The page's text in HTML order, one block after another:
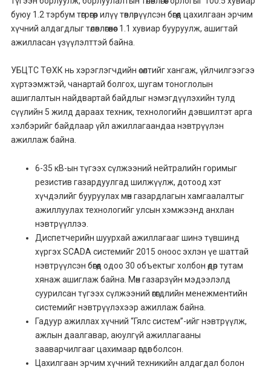
буюу 1.2 тэрбум төгрөгөөр илүү төвлөрүүлсэн бөгөөд цахилгаан эрчим
хүчний алдагдлыг төлөвлөгөөнөөс 1.1 хувиар бууруулж, ашигтай
ажилласан үзүүлэлттэй байна.
УБЦТС ТӨХК нь хэрэглэгчдийн өсөлтийг хангаж, үйлчилгээгээ
хүртээмжтэй, чанартай болгох, шугам тоноглолын
ашиглалтын найдвартай байдлыг нэмэгдүүлэхийн тулд
сүүлийн 5 жилд дараах техник, технологийн дэвшилтэт арга
хэлбэрийг байдлаар үйл ажиллагаандаа нэвтрүүлэн
ажиллаж байна.
6-35 кВ-ын түгээх сүлжээний нейтралийн горимыг
резистив газардуулгад шилжүүлж, дотоод хэт
хүчдэлийг бууруулах мөн газардлагын хамгаалалтыг
ажиллуулах технологийг улсын хэмжээнд анхлан
нэвтрүүллээ.
Диспетчерийн шуурхай ажиллагааг шинэ түвшинд
хүргэх SCADA системийг 2015 оноос эхлэн үе шаттай
нэвтрүүлсэн бөгөөд одоо 30 объектыг холбон өдөр тутам
хянаж ашиглаж байна. Мөн газарзүйн мэдээлэлд
суурилсан түгээх сүлжээний өгөгдлийн менежментийн
системийг нэвтрүүлэхээр ажиллаж байна.
Гадуур ажиллах хүчний “Гялс систем”-ийг нэвтрүүлж,
ажлын даалгавар, аюулгүй ажиллагааны
зааварчилгааг цахимаар өгдөг болсон.
Цахилгаан эрчим хүчний техникийн алдагдал болон